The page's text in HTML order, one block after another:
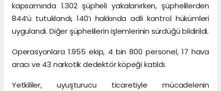
kapsamında 1.302 şüpheli yakalanırken, şüphelilerden
844’ü tutuklandı, 140’ı hakkında adli kontrol hükümleri
uygulandı. Diğer şüphelilerin işlemlerinin sürdüğü bildirildi.
Operasyonlara 1.955 ekip, 4 bin 800 personel, 17 hava
aracı ve 43 narkotik dedektör köpeği katıldı.
Yetkililer, uyuşturucu ticaretiyle mücadelenin